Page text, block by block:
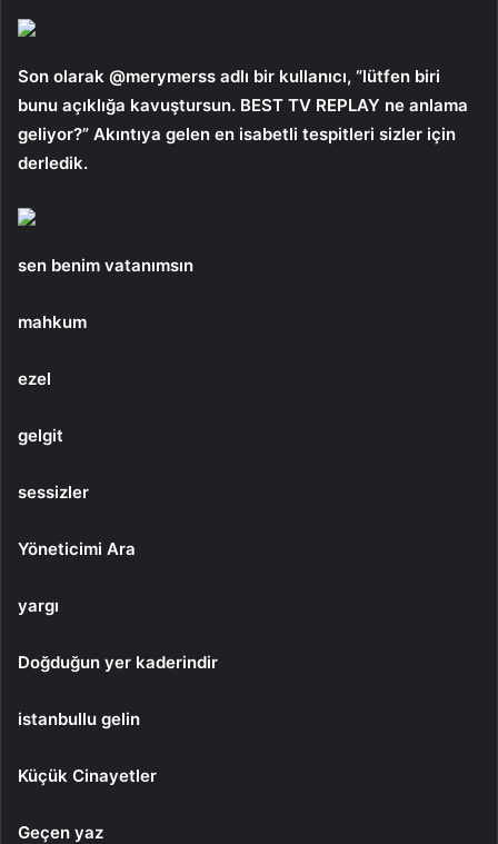
Son olarak @merymerss adlı bir kullanıcı, “lütfen biri
bunu açıklığa kavuştursun. BEST TV REPLAY ne anlama
geliyor?” Akıntıya gelen en isabetli tespitleri sizler için
derledik.
sen benim vatanımsın
mahkum
ezel
gelgit
sessizler
Yöneticimi Ara
yargı
Doğduğun yer kaderindir
istanbullu gelin
Küçük Cinayetler
Geçen yaz